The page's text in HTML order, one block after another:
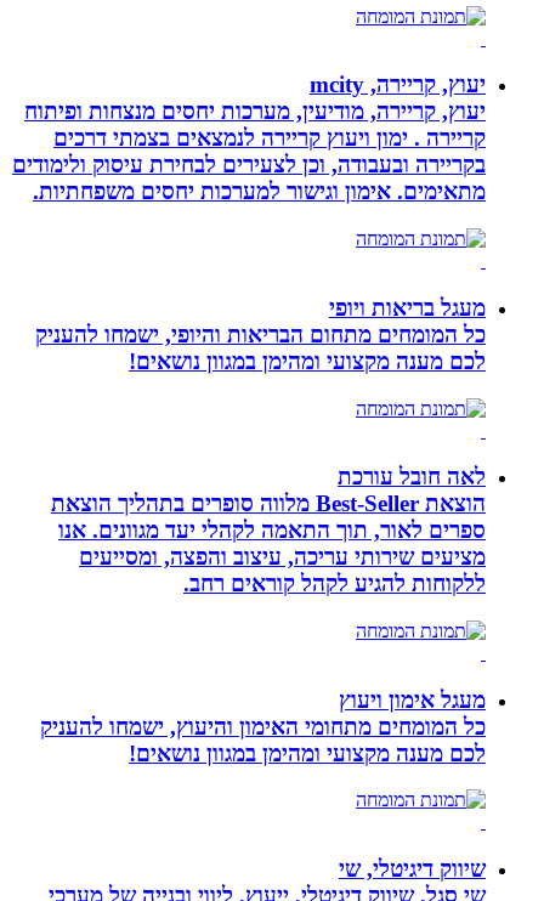
יעוץ, קריירה, mcity
יעוץ, קריירה, מודיעין, מערכות יחסים מנצחות ופיתוח
קריירה . ימון ויעוץ קריירה לנמצאים בצמתי דרכים
בקריירה ובעבודה, וכן לצעירים לבחירת עיסוק ולימודים
מתאימים. אימון וגישור למערכות יחסים משפחתיות.
מעגל בריאות ויופי
כל המומחים מתחום הבריאות והיופי, ישמחו להעניק
לכם מענה מקצועי ומהימן במגוון נושאים!
לאה חובל עורכת
הוצאת Best-Seller מלווה סופרים בתהליך הוצאת
ספרים לאור, תוך התאמה לקהלי יעד מגוונים. אנו
מציעים שירותי עריכה, עיצוב והפצה, ומסייעים
ללקוחות להגיע לקהל קוראים רחב.
מעגל אימון ויעוץ
כל המומחים מתחומי האימון והיעוץ, ישמחו להעניק
לכם מענה מקצועי ומהימן במגוון נושאים!
שיווק דיגיטלי, שי
שי סגל, שיווק דיגיטלי, ייעוץ, ליווי ובנייה של מערכי